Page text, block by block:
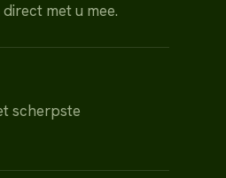
met u mee.
scherpste